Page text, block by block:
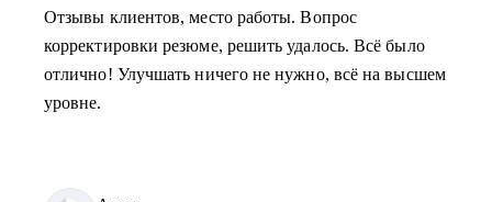
Отзывы клиентов, место работы. Вопрос
корректировки резюме, решить удалось. Всё было
отлично! Улучшать ничего не нужно, всё на высшем
уровне.